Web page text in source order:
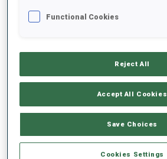
MOYENNE DE PERFORMANCE
DONNÉES NON DISPONIBLES
TENDANCE DES PERFORMANCES
DONNÉES NON DISPONIBLES
Functional Cookies
Reject All
Accept All Cookies
Save Choices
Cookies Settings